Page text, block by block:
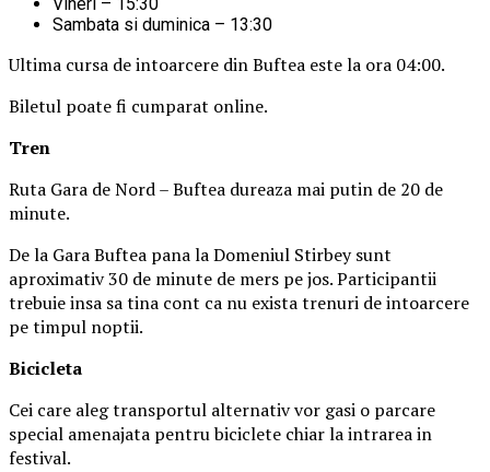
Sambata si duminica – 13:30
Ultima cursa de intoarcere din Buftea este la ora 04:00.
Biletul poate fi cumparat online.
Tren
Ruta Gara de Nord – Buftea dureaza mai putin de 20 de
minute.
De la Gara Buftea pana la Domeniul Stirbey sunt
aproximativ 30 de minute de mers pe jos. Participantii
trebuie insa sa tina cont ca nu exista trenuri de intoarcere
pe timpul noptii.
Bicicleta
Cei care aleg transportul alternativ vor gasi o parcare
special amenajata pentru biciclete chiar la intrarea in
festival.